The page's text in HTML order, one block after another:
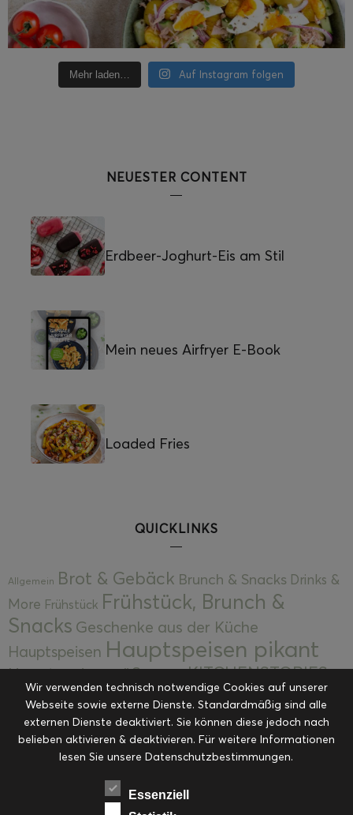
Mehr laden… Auf Instagram folgen
NEUESTER CONTENT
Erdbeer-Joghurt-Eis am Stil
Mein neues Airfryer E-Book
Loaded Fries
QUICKLINKS
Allgemein Brot & Gebäck Brunch & Snacks Drinks &
More Frühstück Frühstück, Brunch &
Snacks Geschenke aus der Küche
Hauptspeisen Hauptspeisen pikant
Hauptspeisen süßKekseKITCHENSTORIES
Kuchen, Torten & Desserts Kuchen und
Desserts Kulinarik Kulinarische Mitbringsel &
Eingemachtes Ohne Kategorie Ostern Resteküche
RezepteSaisonalSliderStartseite
Suppen, Salate & Vorspeisen
Wir verwenden technisch notwendige Cookies auf unserer
Webseite sowie externe Dienste. Standardmäßig sind alle
externen Dienste deaktiviert. Sie können diese jedoch nach
belieben aktivieren & deaktivieren. Für weitere Informationen
lesen Sie unsere Datenschutzbestimmungen.
Essenziell